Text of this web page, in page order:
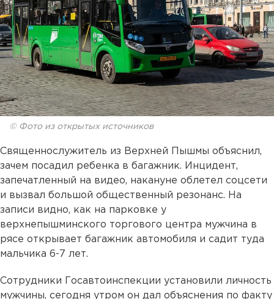
© Фото из открытых источников
Священнослужитель из Верхней Пышмы объяснил,
зачем посадил ребенка в багажник. Инцидент,
запечатленный на видео, накануне облетел соцсети
и вызвал большой общественный резонанс. На
записи видно, как на парковке у
верхнепышминского торгового центра мужчина в
рясе открывает багажник автомобиля и садит туда
мальчика 6-7 лет.
Сотрудники Госавтоинспекции установили личность
мужчины, сегодня утром он дал объяснения по факту